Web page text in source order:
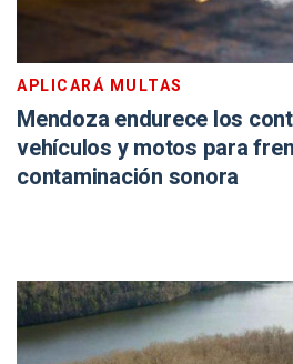
APLICARÁ MULTAS
Mendoza endurece los
vehículos y motos para
contaminación sonora